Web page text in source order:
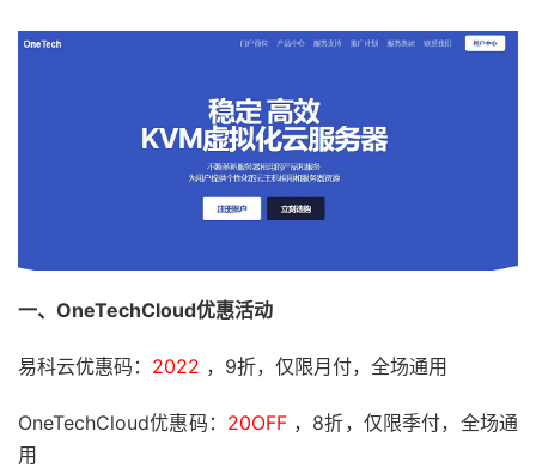
一、OneTechCloud优惠活动
易科云优惠码： 2022 ，9折，仅限月付，全场通用
OneTechCloud优惠码： 20OFF，8折，仅限季付，全场通
用